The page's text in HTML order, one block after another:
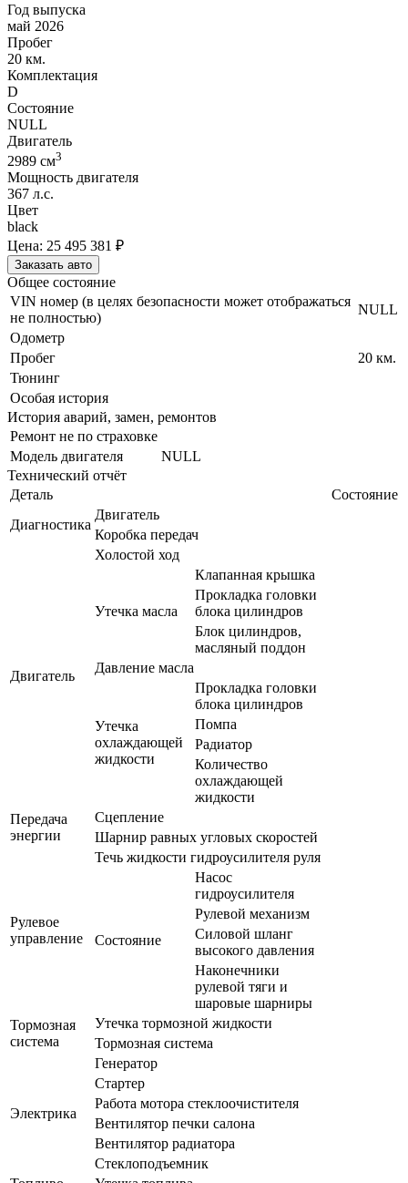
Год выпуска
май 2026
Пробег
20 км.
Комплектация
D
Состояние
NULL
Двигатель
2989 cм3
Мощность двигателя
367 л.с.
Цвет
black
Цена: 25 495 381 ₽
Заказать авто
Общее состояние
VIN номер (в целях безопасности может отображаться
не полностью)
NULL
Одометр
Пробег
20 км.
Тюнинг
Особая история
История аварий, замен, ремонтов
Ремонт не по страховке
Модель двигателя
NULL
Технический отчёт
Деталь
Состояние
Диагностика
Двигатель
Коробка передач
Двигатель
Холостой ход
Утечка масла
Клапанная крышка
Прокладка головки
блока цилиндров
Блок цилиндров,
масляный поддон
Давление масла
Утечка
охлаждающей
жидкости
Прокладка головки
блока цилиндров
Помпа
Радиатор
Количество
охлаждающей
жидкости
Передача
энергии
Сцепление
Шарнир равных угловых скоростей
Рулевое
управление
Течь жидкости гидроусилителя руля
Состояние
Насос
гидроусилителя
Рулевой механизм
Силовой шланг
высокого давления
Наконечники
рулевой тяги и
шаровые шарниры
Тормозная
система
Утечка тормозной жидкости
Тормозная система
Электрика
Генератор
Стартер
Работа мотора стеклоочистителя
Вентилятор печки салона
Вентилятор радиатора
Стеклоподъемник